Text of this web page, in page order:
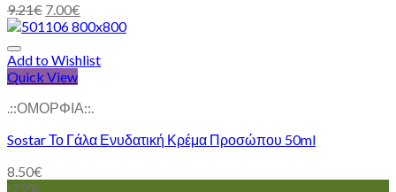
9.21€ 7.00€
Add to Wishlist
Quick View
.::ΟΜΟΡΦΙΑ::.
Sostar Το Γάλα Ενυδατική Κρέμα Προσώπου 50ml
8.50€
-29%